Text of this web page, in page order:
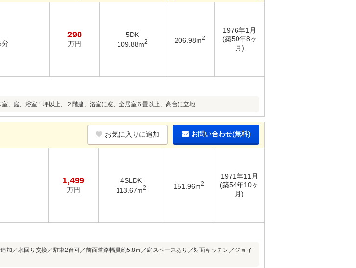
分
290
万円
5DK
109.88m2 206.98m2
1976年1月
(築50年8ヶ
月)
、庭、浴室１坪以上、２階建、浴室に窓、全居室６畳以上、高台に立地
お気に入りに追加 お問い合わせ(無料)
1,499
万円
4SLDK
113.67m2 151.96m2
1971年11月
(築54年10ヶ
月)
加／水回り交換／駐車2台可／前面道路幅員約5.8ｍ／庭スペースあり／対面キッチン／ジョイ